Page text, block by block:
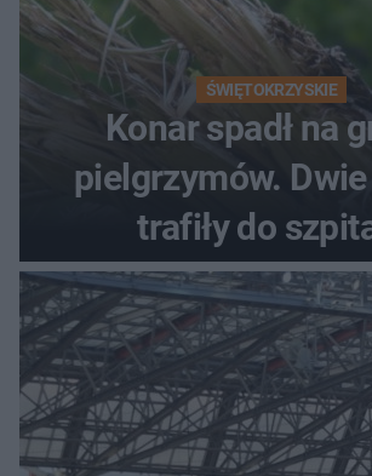
ŚWIĘTOKRZYSKIE
Konar spadł na
pielgrzymów.
trafiły do